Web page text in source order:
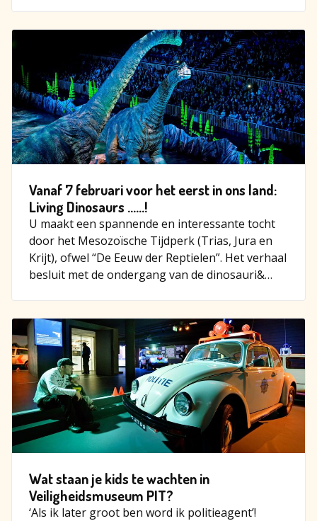
Vanaf 7 februari voor het eerst in ons land:
Living Dinosaurs ……!
U maakt een spannende en interessante tocht
door het Mesozoïsche Tijdperk (Trias, Jura en
Krijt), ofwel “De Eeuw der Reptielen”. Het verhaal
besluit met de ondergang van de dinosauri&…
Wat staan je kids te wachten in
Veiligheidsmuseum PIT?
‘Als ik later groot ben word ik politieagent’!